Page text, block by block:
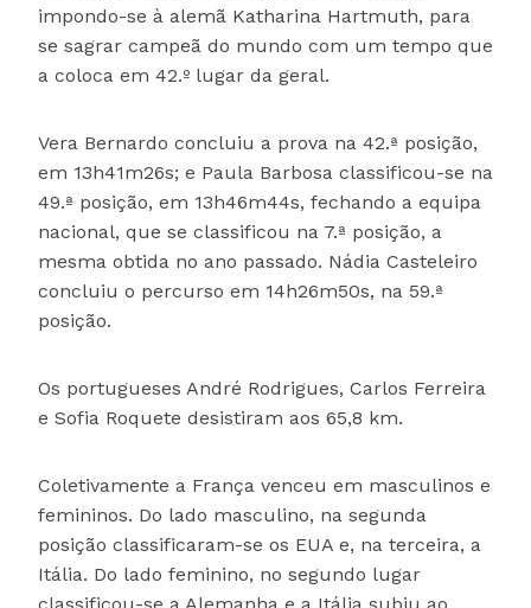
impondo-se à alemã Katharina Hartmuth, para
se sagrar campeã do mundo com um tempo que
a coloca em 42.º lugar da geral.
Vera Bernardo concluiu a prova na 42.ª posição,
em 13h41m26s; e Paula Barbosa classificou-se na
49.ª posição, em 13h46m44s, fechando a equipa
nacional, que se classificou na 7.ª posição, a
mesma obtida no ano passado. Nádia Casteleiro
concluiu o percurso em 14h26m50s, na 59.ª
posição.
Os portugueses André Rodrigues, Carlos Ferreira
e Sofia Roquete desistiram aos 65,8 km.
Coletivamente a França venceu em masculinos e
femininos. Do lado masculino, na segunda
posição classificaram-se os EUA e, na terceira, a
Itália. Do lado feminino, no segundo lugar